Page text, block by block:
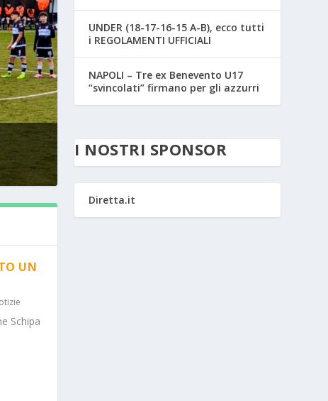
UN
Schipa
UNDER (18-17-16-15 A-B), ecco tutti
i REGOLAMENTI UFFICIALI
NAPOLI – Tre ex Benevento U17
“svincolati” firmano per gli azzurri
I NOSTRI SPONSOR
Diretta.it